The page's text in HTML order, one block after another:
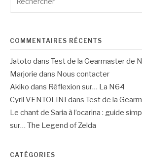
pour
COMMENTAIRES RÉCENTS
Jatoto dans Test de la Gearmaster de
Marjorie dans Nous contacter
Akiko dans Réflexion sur… La N64
Cyril VENTOLINI
dans Test de la
Le chant de Saria à l’ocarina : guide
sur… The Legend of Zelda
CATÉGORIES